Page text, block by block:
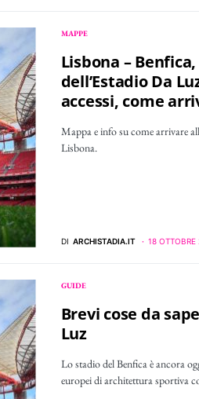
MAPPE
Lisbona –
dell’Estadio Da
accessi, come
Mappa e info su come arrivare
Lisbona.
DI ARCHISTADIA.IT 18 OTTOBRE
GUIDE
Brevi cose da
Luz
Lo stadio del Benfica è ancora
europei di architettura sportiva